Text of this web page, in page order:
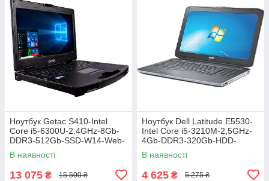
Ноутбук Getac S410-Intel
Core i5-6300U-2.4GHz-8Gb-
DDR3-512Gb-SSD-W14-Web-
FHD-IPS-(4G Modem)-(B)-Б/В
В наявності
13 075 ₴ 15 500 ₴
Ноутбук Dell Latitude E5530-
Intel Core i5-3210M-2,5GHz-
4Gb-DDR3-320Gb-HDD-
W15,6-FHD-Web-(B)-Б/В
В наявності
4 625 ₴ 5 275 ₴